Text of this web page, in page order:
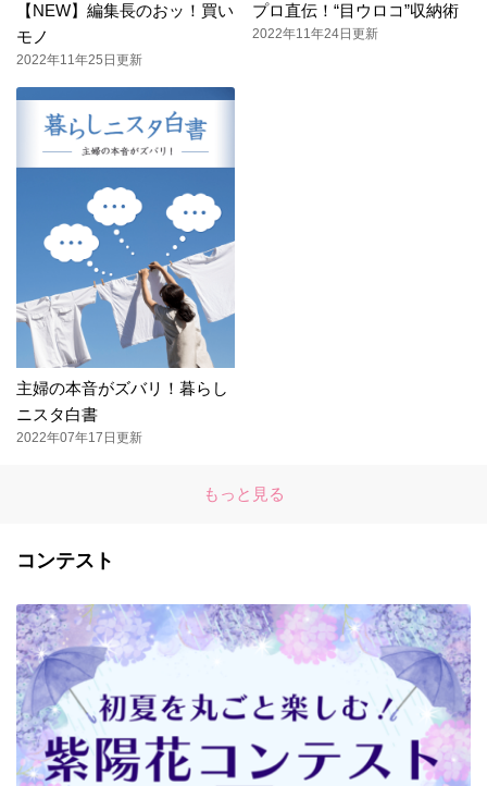
【NEW】編集長のおッ！買い
モノ
2022年11年25日更新
プロ直伝！“目ウロコ”収納術
2022年11年24日更新
主婦の本音がズバリ！暮らし
ニスタ白書
2022年07年17日更新
もっと見る
コンテスト